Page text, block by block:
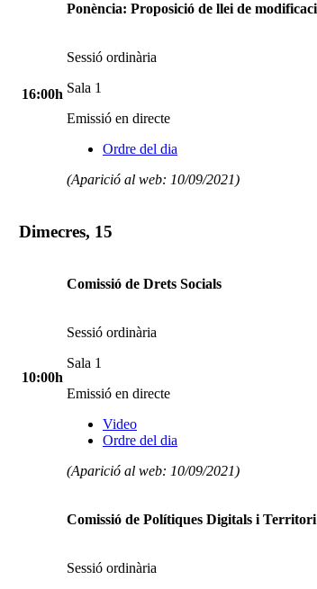
16:00h
Ponència: Proposició de llei de
Sessió ordinària
Sala 1
Emissió en directe
Ordre del dia
(Aparició al web: 10/09/2021)
Dimecres, 15
10:00h
Comissió de Drets Socials
Sessió ordinària
Sala 1
Emissió en directe
Video
Ordre del dia
(Aparició al web: 10/09/2021)
Comissió de Polítiques Digitals i Territori
Sessió ordinària